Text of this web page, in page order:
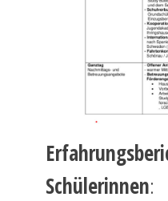
Schülerinnen: